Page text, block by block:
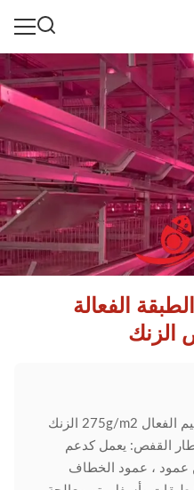
الفعالة
نظام قفص الدجاج الطبقة التصميم الفعال 275g/m2 الزنك
القفص قفص الطبقة (1)إطار القفص: يعمل كدعم
عمود ، عمود الخطاف